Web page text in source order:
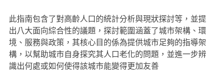
此指南包含了對高齡人口的統計分析與現狀探討等，並提
出八大面向綜合性的議題，探討範圍涵蓋了城市架構、環
境、服務與政策，其核心目的係為提供城市足夠的指導架
構，以幫助城市自身探究其人口老化的問題，並進一步辨
識出何處或如何使得該城市能變得更加友善